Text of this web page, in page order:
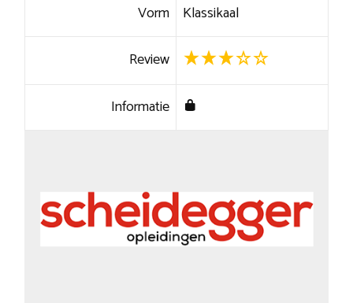
Vorm Klassikaal
Review
Informatie